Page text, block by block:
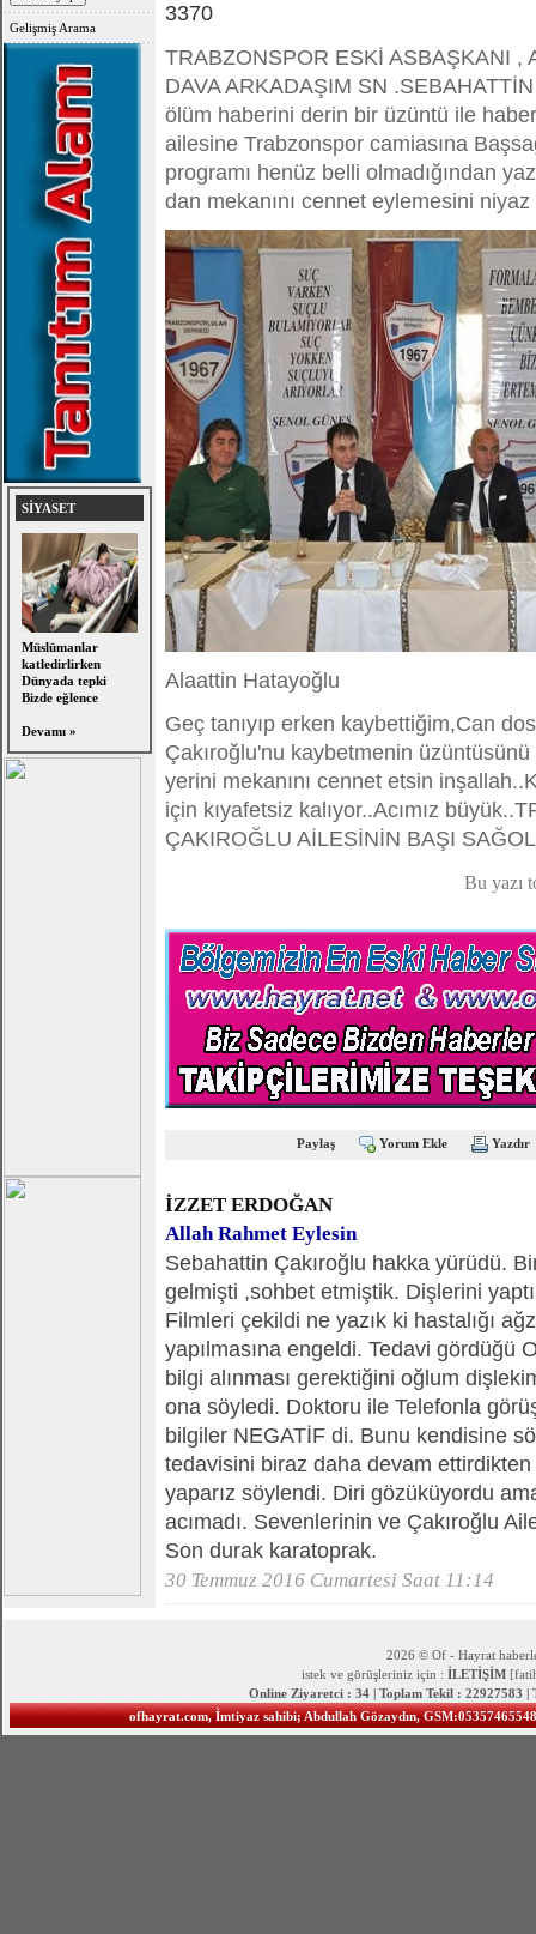
Gelişmiş Arama
SİYASET
Müslümanlar
katledirlirken
Dünyada tepki
Bizde eğlence
Devamı »
3370
TRABZONSPOR ESKİ ASBAŞKANI ,
DAVA ARKADAŞIM SN
ölüm haberini derin bir üzüntü ile
ailesine Trabzonspor camiasına
programı henüz belli olmadığından
dan mekanını cennet eylemesini
Alaattin Hatayoğlu
Geç tanıyıp erken kaybettiğim,Can
Çakıroğlu'nu kaybetmenin
yerini mekanını cennet etsin
için kıyafetsiz kalıyor..Acımız
ÇAKIROĞLU AİLESİNİN BAŞI
Bu yazı
Paylaş Yorum Ekle Yazdır
İZZET ERDOĞAN
Allah Rahmet Eylesin
Sebahattin Çakıroğlu hakka yürüdü.
gelmişti ,sohbet etmiştik. Dişlerini
Filmleri çekildi ne yazık ki hastalığı
yapılmasına engeldi. Tedavi gördüğü
bilgi alınması gerektiğini oğlum
ona söyledi. Doktoru ile Telefonla
bilgiler NEGATİF di. Bunu kendisine
tedavisini biraz daha devam
yaparız söylendi. Diri gözüküyordu
acımadı. Sevenlerinin ve Çakıroğlu
Son durak karatoprak.
30 Temmuz 2016 Cumartesi Saat 11:14
2026 © Of - Hayrat
istek ve görüşleriniz için : İLETİŞİM
Online Ziyaretci : 34 | Toplam Tekil : 22927583 |
ofhayrat.com, İmtiyaz sahibi; Abdullah Gözaydın,